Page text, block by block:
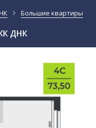
Большие квартиры
ДНК